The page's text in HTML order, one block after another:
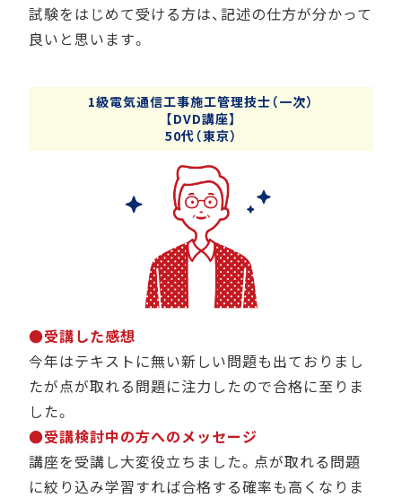
試験をはじめて受ける方は、記述の仕方が分かって
良いと思います。
1級電気通信工事施工管理技士（一次）
【DVD講座】
50代（東京）
●受講した感想
今年はテキストに無い新しい問題も出ておりまし
たが点が取れる問題に注力したので合格に至りま
した。
●受講検討中の方へのメッセージ
講座を受講し大変役立ちました。点が取れる問題
に絞り込み学習すれば合格する確率も高くなりま